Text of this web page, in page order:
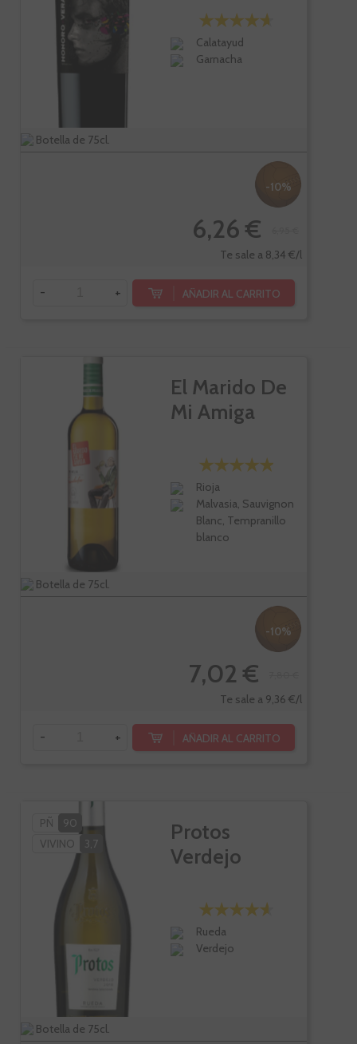
Calatayud
Garnacha
Botella de 75cl.
-10%
6,26 €
Te sale a 8,34 €/l
- + AÑADIR AL CARRITO
El Marido De
Mi Amiga
Rioja
Malvasia, Sauvignon
Blanc, Tempranillo
blanco
Botella de 75cl.
-10%
7,02 €
Te sale a 9,36 €/l
- + AÑADIR AL CARRITO
PÑ
90
VIVINO
3,7
Protos
Verdejo
Rueda
Verdejo
Botella de 75cl.